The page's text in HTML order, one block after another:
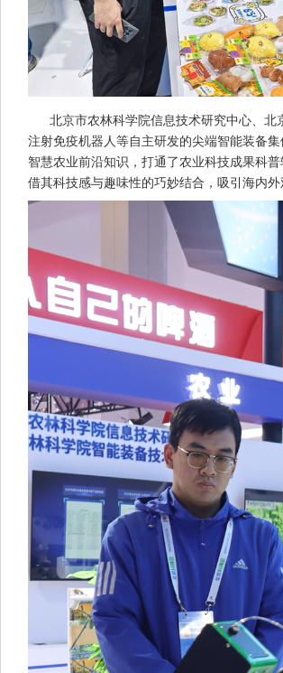
北京市农林科学院信息技术研究中心、北
注射免疫机器人等自主研发的尖端智能装备
智慧农业前沿知识，打通了农业科技成果科
借其科技感与趣味性的巧妙结合，吸引海内外